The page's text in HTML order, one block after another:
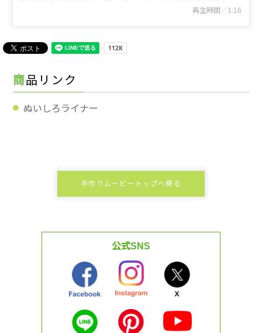
再生時間／1:16
商品リンク
ぬいしろライナー
手作りムービートップへ戻る
公式SNS